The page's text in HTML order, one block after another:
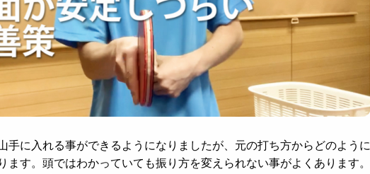
手に入れる事ができるようになりましたが、元の打ち方からどのように
ます。頭ではわかっていても振り方を変えられない事がよくあります。